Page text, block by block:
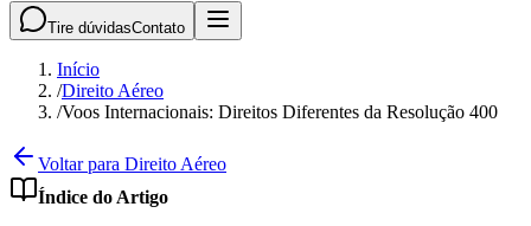
Tire dúvidasContato
Início
/Direito Aéreo
/Voos Internacionais: Direitos Diferentes da Resolução 400
Voltar para Direito Aéreo
Índice do Artigo